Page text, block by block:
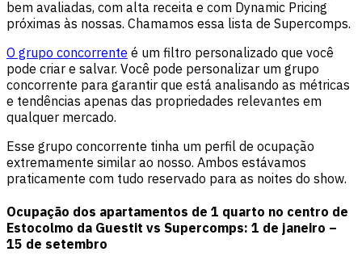
bem avaliadas, com alta receita e com Dynamic Pricing
próximas às nossas. Chamamos essa lista de Supercomps.
O grupo concorrente é um filtro personalizado que você
pode criar e salvar. Você pode personalizar um grupo
concorrente para garantir que está analisando as métricas
e tendências apenas das propriedades relevantes em
qualquer mercado.
Esse grupo concorrente tinha um perfil de ocupação
extremamente similar ao nosso. Ambos estávamos
praticamente com tudo reservado para as noites do show.
Ocupação dos apartamentos de 1 quarto no centro de
Estocolmo da Guestit vs Supercomps: 1 de janeiro –
15 de setembro